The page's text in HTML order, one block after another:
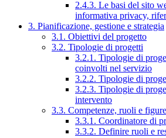
2.4.3. Le basi del sito
informativa privacy,
3. Pianificazione, gestione e strategia
3.1. Obiettivi del progetto
3.2. Tipologie di progetti
3.2.1. Tipologie di
coinvolti nel servizio
3.2.2. Tipologie di
3.2.3. Tipologie di
intervento
3.3. Competenze, ruoli e
3.3.1. Coordinatore di
3.3.2. Definire ruoli e